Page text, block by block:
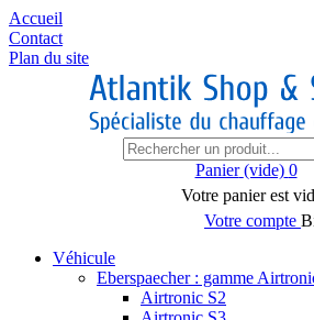
Accueil
Contact
Plan du site
Panier (vide) 0
Votre panier est
Votre compte
Véhicule
Eberspaecher : gamme
Airtronic S2